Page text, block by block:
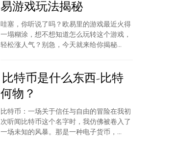
易游戏玩法揭秘
哇塞，你听说了吗？欧易里的游戏最近火得
一塌糊涂，想不想知道怎么玩转这个游戏，
轻松涨人气？别急，今天就来给你揭秘...
比特币是什么东西-比特
何物？
比特币：一场关于信任与自由的冒险在我初
次听闻比特币这个名字时，我仿佛被卷入了
一场未知的风暴。那是一种电子货币，...